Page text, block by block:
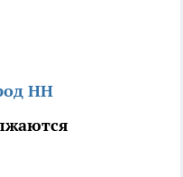
НН